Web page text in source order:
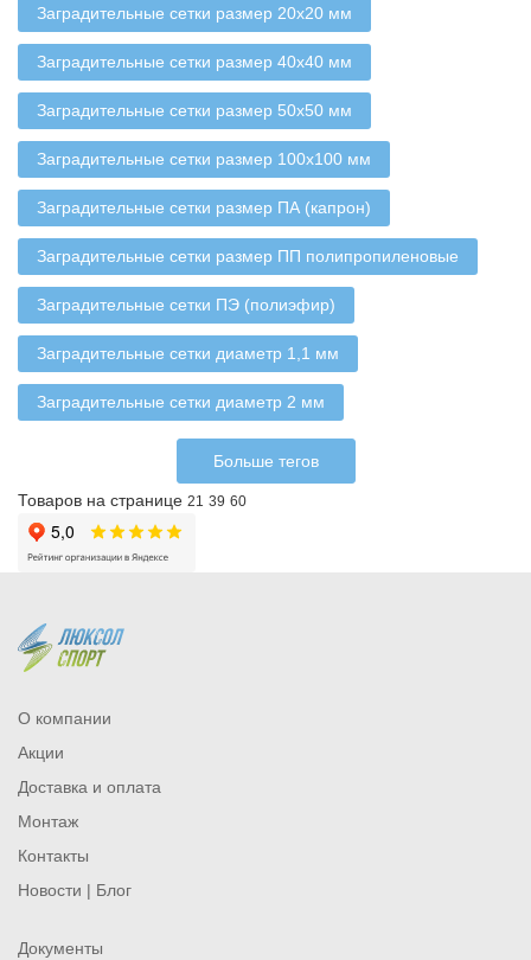
Заградительные сетки размер 20х20 мм
Заградительные сетки размер 40х40 мм
Заградительные сетки размер 50х50 мм
Заградительные сетки размер 100х100 мм
Заградительные сетки размер ПА (капрон)
Заградительные сетки размер ПП полипропиленовые
Заградительные сетки ПЭ (полиэфир)
Заградительные сетки диаметр 1,1 мм
Заградительные сетки диаметр 2 мм
Больше тегов
Товаров на странице 21 39 60
О компании
Акции
Доставка и оплата
Монтаж
Контакты
Новости | Блог
Документы